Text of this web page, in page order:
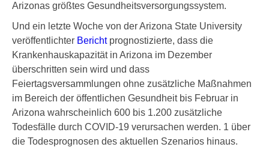
Arizonas größtes Gesundheitsversorgungssystem.
Und ein letzte Woche von der Arizona State University
veröffentlichter Berichtprognostizierte, dass die
Krankenhauskapazität in Arizona im Dezember
überschritten sein wird und dass
Feiertagsversammlungen ohne zusätzliche Maßnahmen
im Bereich der öffentlichen Gesundheit bis Februar in
Arizona wahrscheinlich 600 bis 1.200 zusätzliche
Todesfälle durch COVID-19 verursachen werden. 1 über
die Todesprognosen des aktuellen Szenarios hinaus.